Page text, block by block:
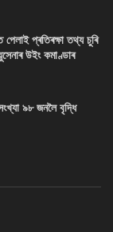
প্ৰতিৰক্ষা তথ্য চুৰি
উইং কমাণ্ডাৰ
৯৮ জনলৈ বৃদ্ধি